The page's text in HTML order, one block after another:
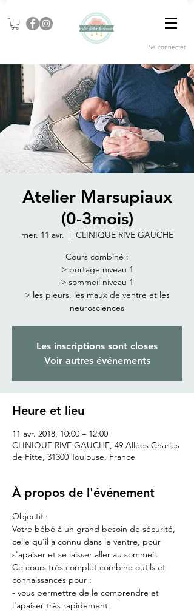
Se connecter
Atelier Marsupiaux
(0-3mois)
mer. 11 avr.
  |
CLINIQUE RIVE GAUCHE
Cours combiné :
> portage niveau 1
> sommeil niveau 1
> les pleurs, les maux de ventre et les
neurosciences
Les inscriptions sont closes
Voir autres événements
Heure et lieu
11 avr. 2018, 10:00 – 12:00
CLINIQUE RIVE GAUCHE, 49 Allées Charles
de Fitte, 31300 Toulouse, France
À propos de l'événement
Objectif :
Votre bébé à un grand besoin de sécurité,
celle qu'il a connu dans le ventre, pour
s'apaiser et se laisser aller au sommeil.
Ce cours très complet combine outils et
connaissances pour :
- vous permettre de le comprendre et
l'apaiser très rapidement